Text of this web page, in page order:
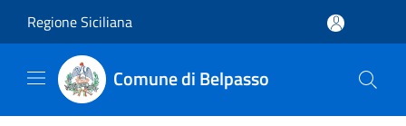
Regione Siciliana
Comune di Belpasso